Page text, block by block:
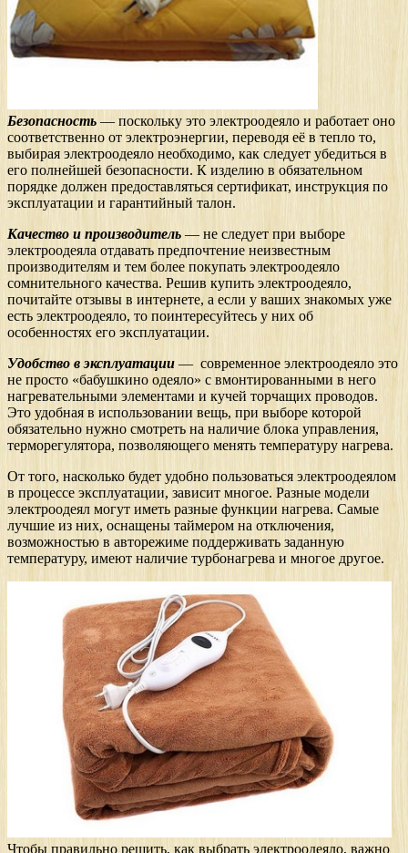
Безопасность — поскольку это электроодеяло и работает оно
соответственно от электроэнергии, переводя её в тепло то,
выбирая электроодеяло необходимо, как следует убедиться в
его полнейшей безопасности. К изделию в обязательном
порядке должен предоставляться сертификат, инструкция по
эксплуатации и гарантийный талон.
Качество и производитель — не следует при выборе
электроодеяла отдавать предпочтение неизвестным
производителям и тем более покупать электроодеяло
сомнительного качества. Решив купить электроодеяло,
почитайте отзывы в интернете, а если у ваших знакомых уже
есть электроодеяло, то поинтересуйтесь у них об
особенностях его эксплуатации.
Удобство в эксплуатации— современное электроодеяло это
не просто «бабушкино одеяло» с вмонтированными в него
нагревательными элементами и кучей торчащих проводов.
Это удобная в использовании вещь, при выборе которой
обязательно нужно смотреть на наличие блока управления,
терморегулятора, позволяющего менять температуру нагрева.
От того, насколько будет удобно пользоваться электроодеялом
в процессе эксплуатации, зависит многое. Разные модели
электроодеял могут иметь разные функции нагрева. Самые
лучшие из них, оснащены таймером на отключения,
возможностью в авторежиме поддерживать заданную
температуру, имеют наличие турбонагрева и многое другое.
Чтобы правильно решить, как выбрать электроодеяло, важно